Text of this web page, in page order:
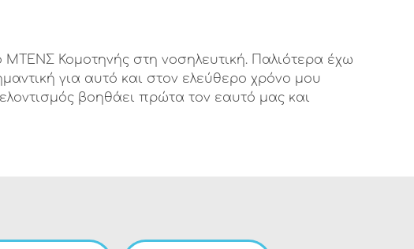
Κομοτηνής στη νοσηλευτική. Παλιότερα έχω
για αυτό και στον ελεύθερο χρόνο μου
βοηθάει πρώτα τον εαυτό μας και